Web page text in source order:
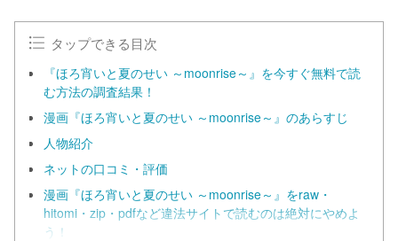
タップできる目次
『ほろ宵いと夏のせい ～moonrise～』を今すぐ無料で読
む方法の調査結果！
漫画『ほろ宵いと夏のせい ～moonrise～』のあらすじ
人物紹介
ネットの口コミ・評価
漫画『ほろ宵いと夏のせい ～moonrise～』をraw・
hitomi・zip・pdfなど違法サイトで読むのは絶対にやめよ
う！